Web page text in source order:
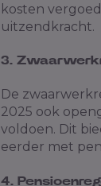
kosten
uitzendkracht.
3.
De
2025 ook
voldoen. Dit
eerder met
4.